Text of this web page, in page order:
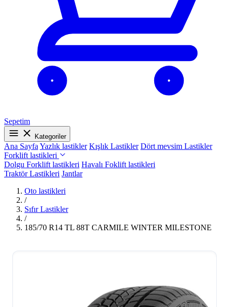
Sepetim
Kategoriler
Ana Sayfa Yazlık lastikler Kışlık Lastikler Dört mevsim Lastikler
Forklift lastikleri
Dolgu Forklift lastikleri Havalı Foklift lastikleri
Traktör Lastikleri Jantlar
Oto lastikleri
/
Sıfır Lastikler
/
185/70 R14 TL 88T CARMILE WINTER MILESTONE